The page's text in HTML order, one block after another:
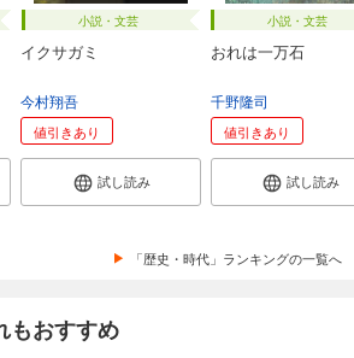
小説・文芸
イクサガミ
今村翔吾
値引きあり
試し読み
小説・文芸
おれは一万石
千野隆司
値引きあり
試し読み
「歴史・時代」ランキングの一覧へ
もおすすめ